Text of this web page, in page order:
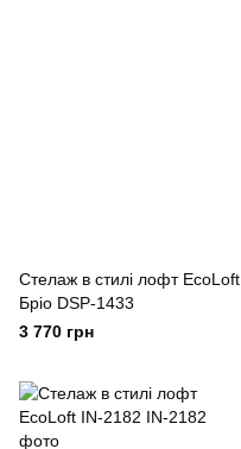
Стелаж в стилі лофт EcoLoft
Бріо DSP-1433
3 770 грн